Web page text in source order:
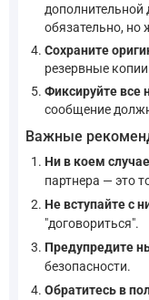
дополнительной
обязательно, но
Сохраните
резервные
Фиксируйте все
сообщение
Важные
Ни в коем
партнера — это
Не вступайте с
"договориться".
Предупредите
безопасности.
Обратитесь в